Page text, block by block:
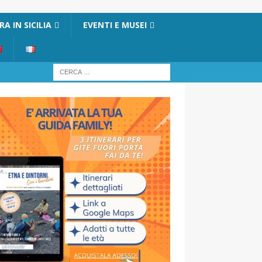
IN SICILIA EVENTI E MUSEI